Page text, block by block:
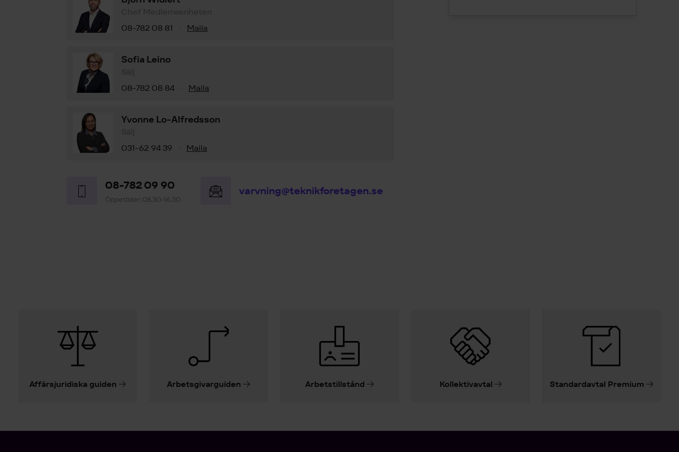
Chef Medlemsenheten
08-782 08 81
· Maila
Sofia Leino
Sälj
08-782 08 84
· Maila
Yvonne Lo-Alfredsson
Sälj
031-62 94 39
· Maila
08-782 09 90
Öppettider: 08.30-16.30
varvning@teknikforetagen.se
Affärsjuridiska guiden Arbetsgivarguiden Arbetstillstånd Kollektivavtal Standardavtal Premium